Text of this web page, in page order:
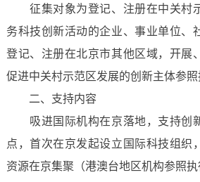
征集对象为登记、注册在中关村
务科技创新活动的企业、事业单位、
登记、注册在北京市其他区域，开展
促进中关村示范区发展的创新主体参照
二、支持内容
吸进国际机构在京落地，支持创
点，首次在京发起设立国际科技组织
资源在京集聚（港澳台地区机构参照执